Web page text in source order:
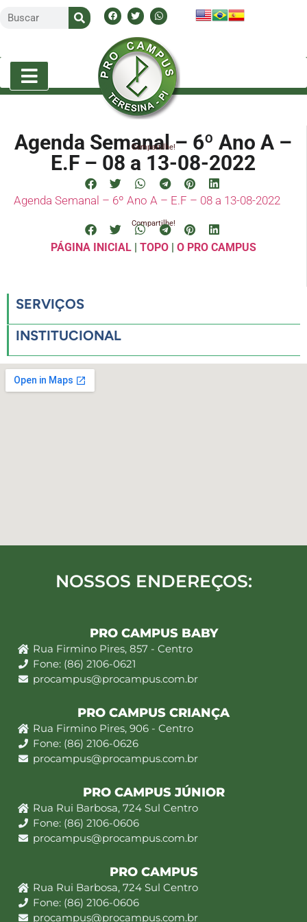
Agenda Semanal – 6º Ano A –
E.F – 08 a 13-08-2022
Compartilhe!
Agenda Semanal – 6º Ano A – E.F – 08 a 13-08-2022
Compartilhe!
PÁGINA INICIAL| TOPO| O PRO CAMPUS
SERVIÇOS
INSTITUCIONAL
NOSSOS ENDEREÇOS:
PRO CAMPUS BABY
Rua Firmino Pires, 857 - Centro
Fone: (86) 2106-0621
procampus@procampus.com.br
PRO CAMPUS CRIANÇA
Rua Firmino Pires, 906 - Centro
Fone: (86) 2106-0626
procampus@procampus.com.br
PRO CAMPUS JÚNIOR
Rua Rui Barbosa, 724 Sul Centro
Fone: (86) 2106-0606
procampus@procampus.com.br
PRO CAMPUS
Rua Rui Barbosa, 724 Sul Centro
Fone: (86) 2106-0606
procampus@procampus.com.br